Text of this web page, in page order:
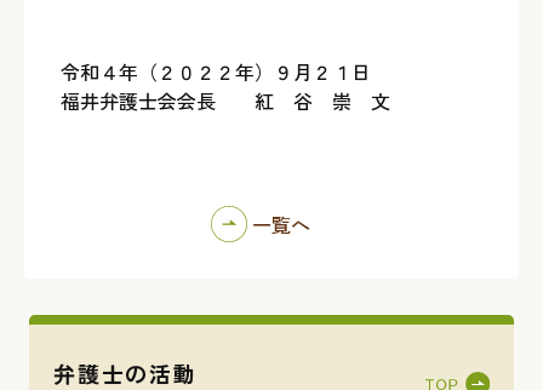
弁護士の活動
令和４年（２０２２年）９月２１日
福井弁護士会会長 紅 谷 崇 文
一覧へ